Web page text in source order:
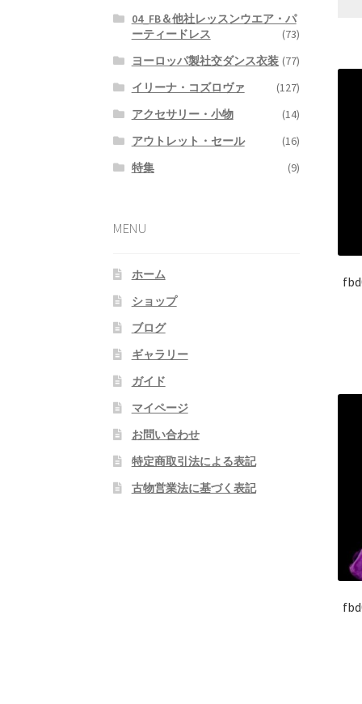
04_FB＆他社レッスンウエア・パ
ーティードレス
(73)
ヨーロッパ製社交ダンス衣装 (77)
イリーナ・コズロヴァ
(127)
アクセサリー・小物
(14)
アウトレット・セール
(16)
特集
(9)
MENU
ホーム
ショップ
ブログ
ギャラリー
ガイド
マイページ
お問い合わせ
特定商取引法による表記
古物営業法に基づく表記